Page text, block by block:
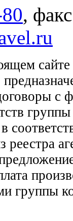
,
реестра
группы